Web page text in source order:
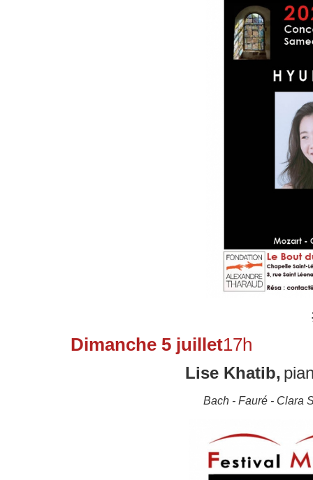
Dimanche 5 juillet
Lise Khatib,
Bach - Fauré - Clara